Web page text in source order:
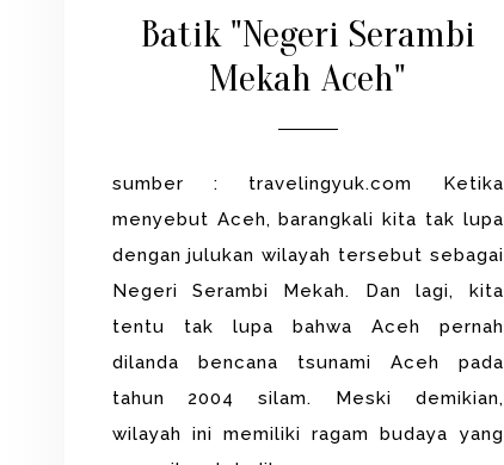
Batik "Negeri Serambi
Mekah Aceh"
sumber : travelingyuk.com Ketika
menyebut Aceh, barangkali kita tak lupa
dengan julukan wilayah tersebut sebagai
Negeri Serambi Mekah. Dan lagi, kita
tentu tak lupa bahwa Aceh pernah
dilanda bencana tsunami Aceh pada
tahun 2004 silam. Meski demikian,
wilayah ini memiliki ragam budaya yang